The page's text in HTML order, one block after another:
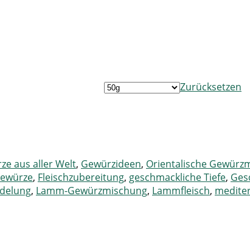
Zurücksetzen
aus aller Welt, Gewürzideen, Orientalische
, Fleischzubereitung, geschmackliche Tiefe,
, Lamm-Gewürzmischung, Lammfleisch,